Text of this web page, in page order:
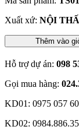
Xuất xứ: NỘI
Thêm vào
Hỗ trợ dự án: 098
Gọi mua hàng:
KD01: 0975 057
KD02: